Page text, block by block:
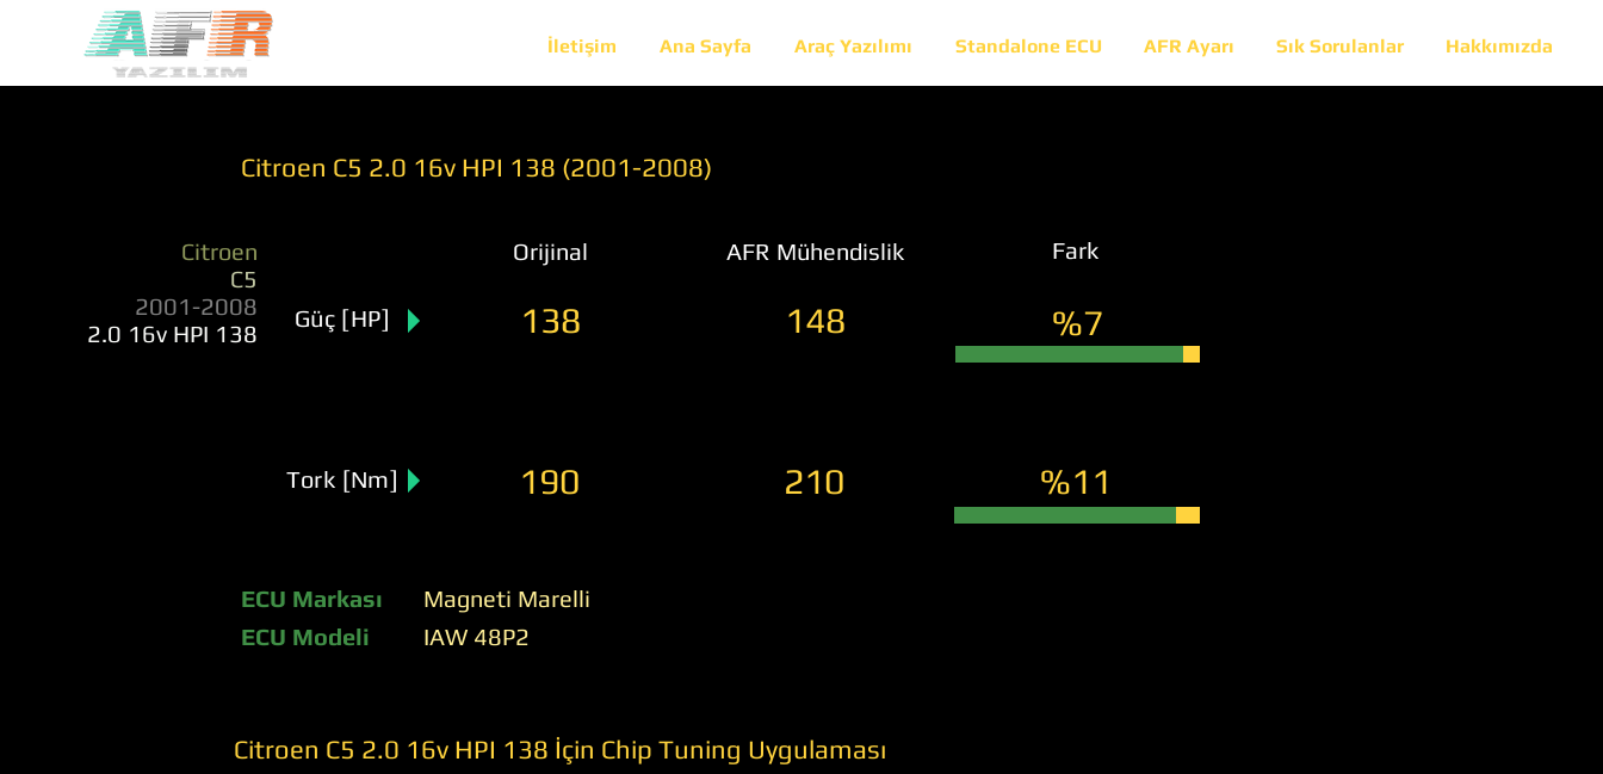
İletişim Ana Sayfa Araç Yazılımı Standalone ECU AFR Ayarı Sık Sorulanlar Hakkımızda
Citroen C5 2.0 16v HPI 138 (2001-2008)
Citroen
C5
2001-2008
2.0 16v HPI 138
Orijinal AFR Mühendislik Fark
Güç [HP] 138 148 %7
Tork [Nm] 190 210 %11
ECU Markası
ECU Modeli
Magneti Marelli
IAW 48P2
Citroen C5 2.0 16v HPI 138 İçin Chip Tuning Uygulaması